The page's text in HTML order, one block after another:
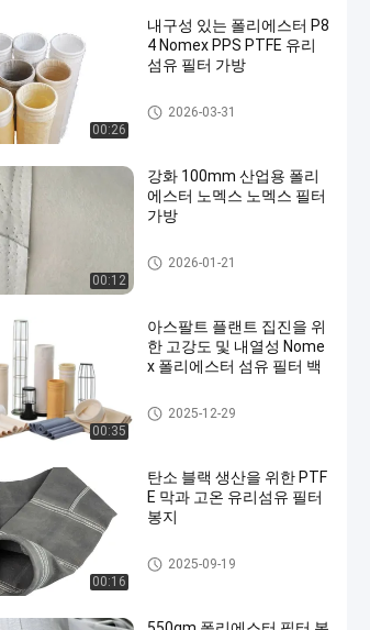
00:26
내구성 있는 폴리에스터 P8
4 Nomex PPS PTFE 유리
섬유 필터 가방
폴리에스테르 필터 가방
2026-03-31
00:12
강화 100mm 산업용 폴리
에스터 노멕스 노멕스 필터
가방
고온 필터 봉지
2026-01-21
00:35
아스팔트 플랜트 집진을 위
한 고강도 및 내열성 Nome
x 폴리에스터 섬유 필터 백
폴리에스테르 필터 가방
2025-12-29
00:16
탄소 블랙 생산을 위한 PTF
E 막과 고온 유리섬유 필터
봉지
유리섬유 필터 봉지
2025-09-19